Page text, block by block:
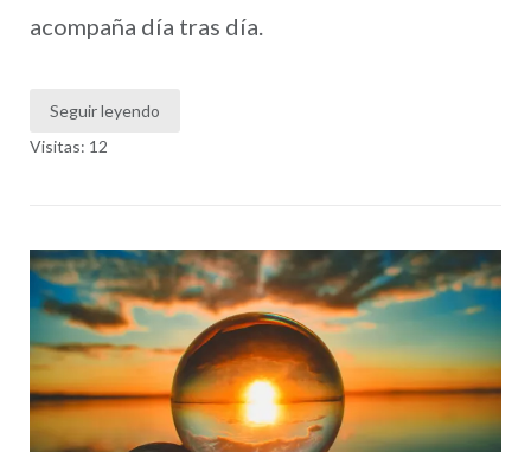
acompaña día tras día.
Seguir leyendo
Visitas: 12